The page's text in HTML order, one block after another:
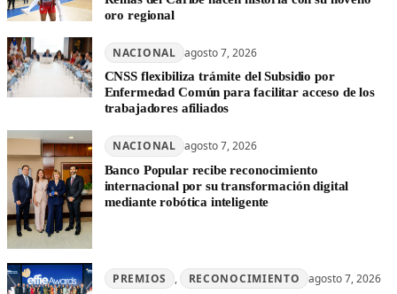
oro regional
NACIONAL agosto 7, 2026
CNSS flexibiliza trámite del Subsidio por
Enfermedad Común para facilitar acceso de los
trabajadores afiliados
NACIONAL agosto 7, 2026
Banco Popular recibe reconocimiento
internacional por su transformación digital
mediante robótica inteligente
PREMIOS , RECONOCIMIENTO agosto 7, 2026